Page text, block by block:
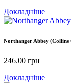
Докладніше
Northanger Abbey (Collins
246.00 грн
Докладніше